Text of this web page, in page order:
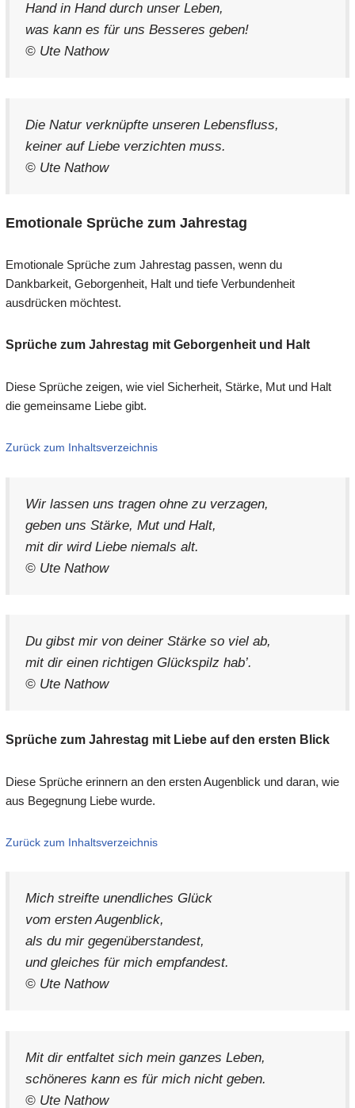
Hand in Hand durch unser Leben,
was kann es für uns Besseres geben!
© Ute Nathow
Die Natur verknüpfte unseren Lebensfluss,
keiner auf Liebe verzichten muss.
© Ute Nathow
Emotionale Sprüche zum Jahrestag
Emotionale Sprüche zum Jahrestag passen, wenn du
Dankbarkeit, Geborgenheit, Halt und tiefe Verbundenheit
ausdrücken möchtest.
Sprüche zum Jahrestag mit Geborgenheit und Halt
Diese Sprüche zeigen, wie viel Sicherheit, Stärke, Mut und Halt
die gemeinsame Liebe gibt.
Zurück zum Inhaltsverzeichnis
Wir lassen uns tragen ohne zu verzagen,
geben uns Stärke, Mut und Halt,
mit dir wird Liebe niemals alt.
© Ute Nathow
Du gibst mir von deiner Stärke so viel ab,
mit dir einen richtigen Glückspilz hab’.
© Ute Nathow
Sprüche zum Jahrestag mit Liebe auf den ersten Blick
Diese Sprüche erinnern an den ersten Augenblick und daran, wie
aus Begegnung Liebe wurde.
Zurück zum Inhaltsverzeichnis
Mich streifte unendliches Glück
vom ersten Augenblick,
als du mir gegenüberstandest,
und gleiches für mich empfandest.
© Ute Nathow
Mit dir entfaltet sich mein ganzes Leben,
schöneres kann es für mich nicht geben.
© Ute Nathow